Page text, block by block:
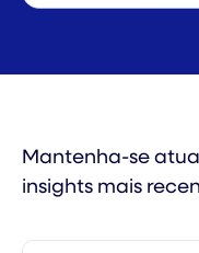
Mantenha-se
insights mais